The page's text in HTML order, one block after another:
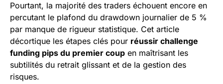
Pourtant, la majorité des traders échouent encore en
percutant le plafond du drawdown journalier de 5 %
par manque de rigueur statistique. Cet article
décortique les étapes clés pour réussir challenge
funding pips du premier coup en maîtrisant les
subtilités du retrait glissant et de la gestion des
risques.